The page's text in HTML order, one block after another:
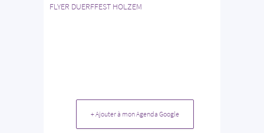
FLYER DUERFFEST HOLZEM
+ Ajouter à mon Agenda Google